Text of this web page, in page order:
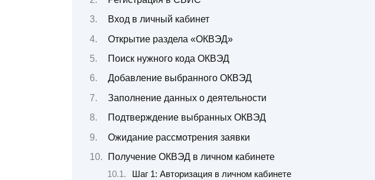
Вход в личный кабинет
Открытие раздела «ОКВЭД»
Поиск нужного кода ОКВЭД
Добавление выбранного ОКВЭД
Заполнение данных о деятельности
Подтверждение выбранных ОКВЭД
Ожидание рассмотрения заявки
Получение ОКВЭД в личном кабинете
Шаг 1: Авторизация в личном кабинете